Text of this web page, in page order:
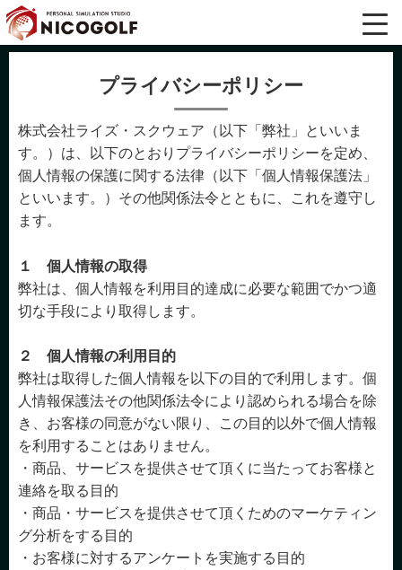
プライバシーポリシー
株式会社ライズ・スクウェア（以下「弊社」といいま
す。）は、以下のとおりプライバシーポリシーを定め、
個人情報の保護に関する法律（以下「個人情報保護法」
といいます。）その他関係法令とともに、これを遵守し
ます。
１ 個人情報の取得
弊社は、個人情報を利用目的達成に必要な範囲でかつ適
切な手段により取得します。
２ 個人情報の利用目的
弊社は取得した個人情報を以下の目的で利用します。個
人情報保護法その他関係法令により認められる場合を除
き、お客様の同意がない限り、この目的以外で個人情報
を利用することはありません。
・商品、サービスを提供させて頂くに当たってお客様と
連絡を取る目的
・商品・サービスを提供させて頂くためのマーケティン
グ分析をする目的
・お客様に対するアンケートを実施する目的